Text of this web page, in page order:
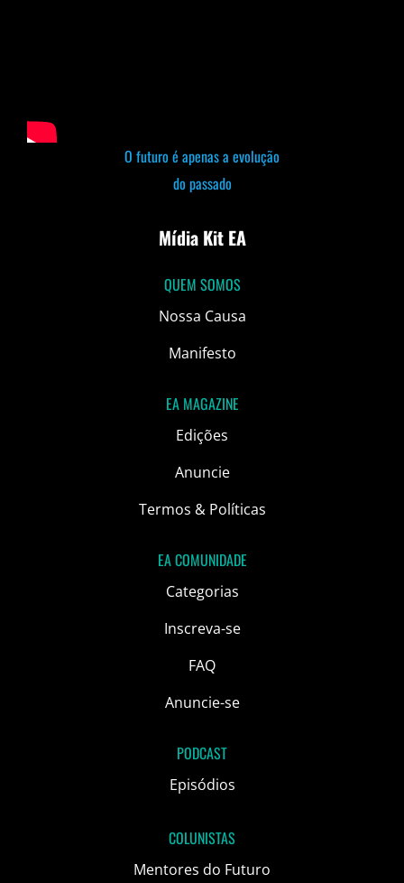
O futuro é apenas a evolução
do passado
Mídia Kit EA
QUEM SOMOS
Nossa Causa
Manifesto
EA MAGAZINE
Edições
Anuncie
Termos & Políticas
EA COMUNIDADE
Categorias
Inscreva-se
FAQ
Anuncie-se
PODCAST
Episódios
COLUNISTAS
Mentores do Futuro